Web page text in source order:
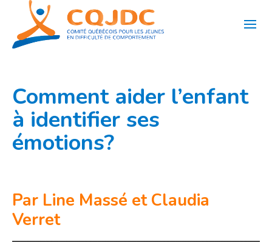
contenu
Comment aider l’enfant
à identifier ses
émotions?
Par Line Massé et Claudia
Verret